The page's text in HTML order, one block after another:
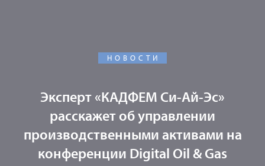
НОВОСТИ
Эксперт «КАДФЕМ Си-Ай-Эс»
расскажет об управлении
производственными активами на
конференции Digital Oil & Gas